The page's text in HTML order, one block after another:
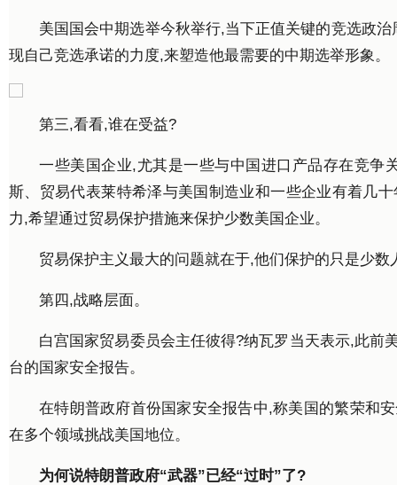
美国国会中期选举今秋举行,当下正值关键的竞选政
现自己竞选承诺的力度,来塑造他最需要的中期选举形象。
第三,看看,谁在受益?
一些美国企业,尤其是一些与中国进口产品存在竞争
斯、贸易代表莱特希泽与美国制造业和一些企业有着几
力,希望通过贸易保护措施来保护少数美国企业。
贸易保护主义最大的问题就在于,他们保护的只是少
第四,战略层面。
白宫国家贸易委员会主任彼得?纳瓦罗当天表示,此前
台的国家安全报告。
在特朗普政府首份国家安全报告中,称美国的繁荣和
在多个领域挑战美国地位。
为何说特朗普政府“武器”已经“过时”了?